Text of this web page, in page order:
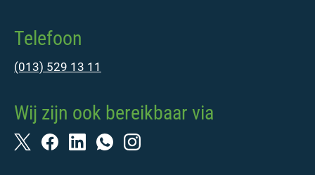
Telefoon
(013) 529 13 11
Wij zijn ook bereikbaar via